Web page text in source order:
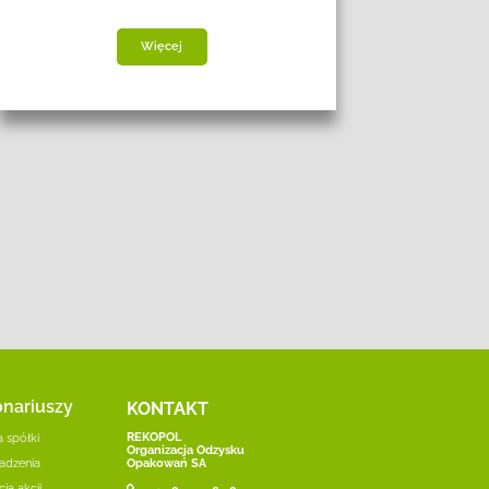
Więcej
spółki
KONTAKT
REKOPOL
Organizacja Odzysku
Opakowań SA